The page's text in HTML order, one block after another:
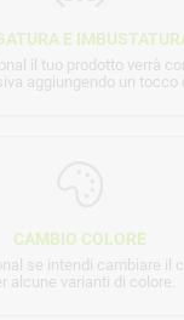
E
il tuo prodotto verrà
aggiungendo un tocco
CAMBIO COLORE
se intendi cambiare il
alcune varianti di colore.